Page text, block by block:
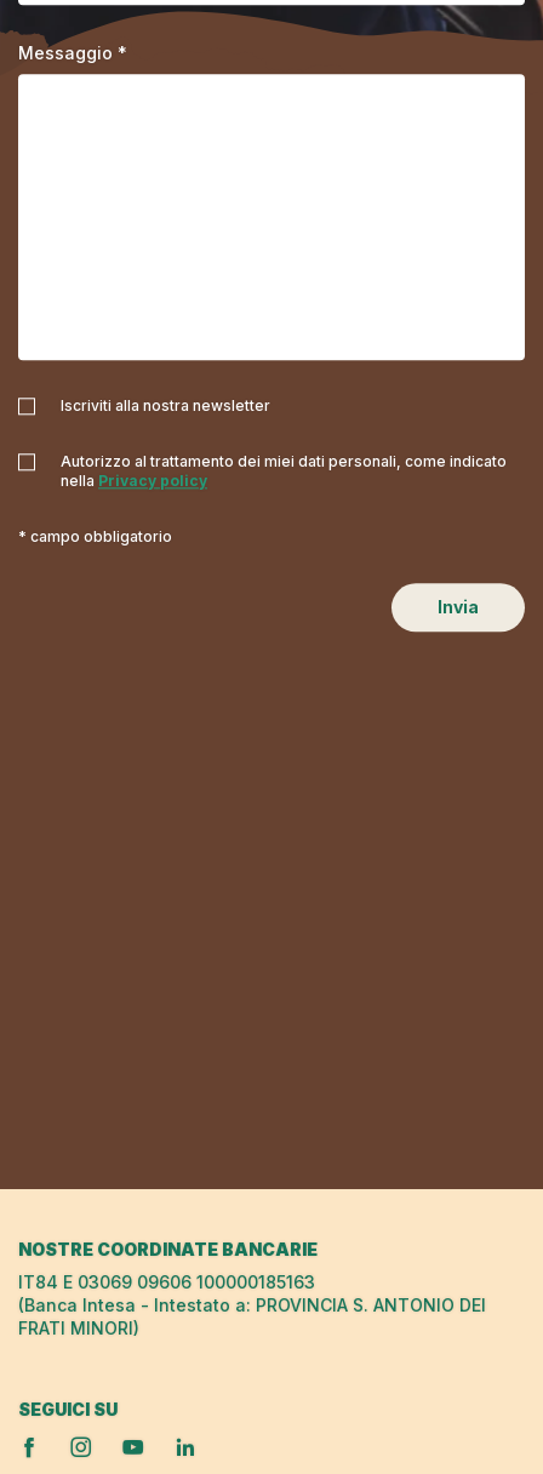
Messaggio *
Iscriviti alla nostra newsletter
Autorizzo al trattamento dei miei dati personali, come indicato
nella Privacy policy
* campo obbligatorio
Invia
NOSTRE COORDINATE BANCARIE
IT84 E 03069 09606 100000185163
(Banca Intesa - Intestato a: PROVINCIA S. ANTONIO DEI
FRATI MINORI)
SEGUICI SU